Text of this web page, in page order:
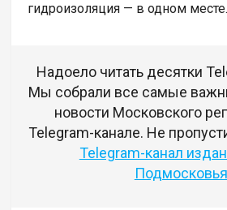
гидроизоляция — в одном месте.
Надоело читать десятки
Мы собрали все самые
новости Московского
Telegram-канале. Не
Telegram-канал